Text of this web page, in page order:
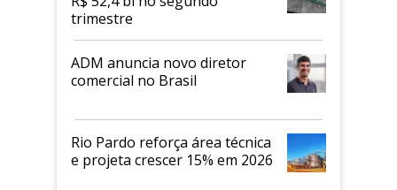
trimestre
ADM anuncia novo diretor
comercial no Brasil
Rio Pardo reforça área técnica
e projeta crescer 15% em 2026